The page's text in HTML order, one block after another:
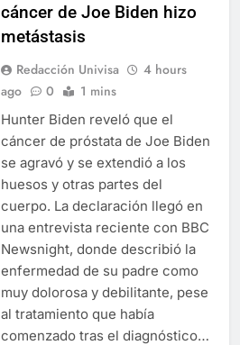
cáncer de Joe Biden hizo
metástasis
Redacción Univisa
4 hours
ago
0 1 mins
Hunter Biden reveló que el
cáncer de próstata de Joe Biden
se agravó y se extendió a los
huesos y otras partes del
cuerpo. La declaración llegó en
una entrevista reciente con BBC
Newsnight, donde describió la
enfermedad de su padre como
muy dolorosa y debilitante, pese
al tratamiento que había
comenzado tras el diagnóstico…